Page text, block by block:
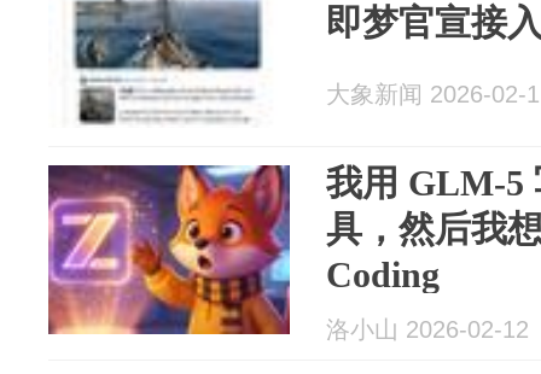
即梦官宣接
大象新闻 2026-02-
我用 GLM-5
具，然后我
Coding
洛小山 2026-02-12